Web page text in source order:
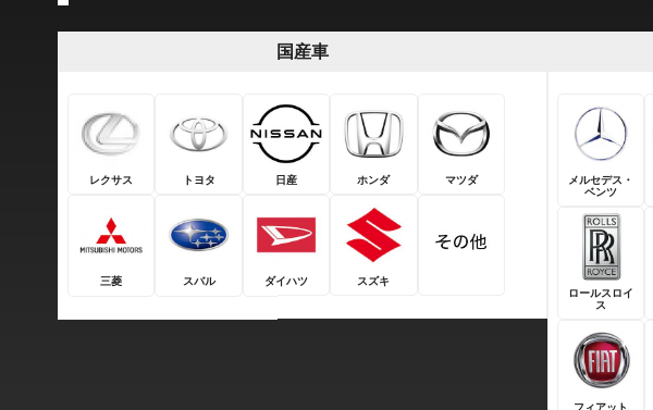
国産車
レクサス トヨタ 日産 ホンダ マツダ
三菱 スバル ダイハツ スズキ
メルセデス・
ベンツ
ロールスロイ
ス
フィアット